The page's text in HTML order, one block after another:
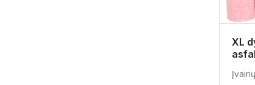
XL